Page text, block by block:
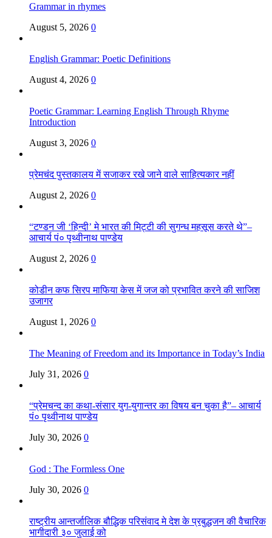
Grammar in rhymes
August 5, 2026 0
English Grammar: Poetic Definitions
August 4, 2026 0
Poetic Grammar: Learning English Through Rhyme
Introduction
August 3, 2026 0
प्रेमचंद पुस्तकालय में सजाकर रखे जाने वाले साहित्यकार नहीं
August 2, 2026 0
“टण्डन जी ‘हिन्दी’ मे भारत की मिट्टी की सुगन्ध महसूस करते थे”–
आचार्य पं० पृथ्वीनाथ पाण्डेय
August 2, 2026 0
कोडीन कफ सिरप माफिया केस में जज को प्रभावित करने की साजिश
उजागर
August 1, 2026 0
The Meaning of Freedom and its Importance in Today’s India
July 31, 2026 0
“प्रेमचन्द का कथा-संसार युग-युगान्तर का विषय बन चुका है”– आचार्य
पं० पृथ्वीनाथ पाण्डेय
July 30, 2026 0
God : The Formless One
July 30, 2026 0
राष्ट्रीय आन्तर्जालिक बौद्धिक परिसंवाद मे देश के प्रबुद्धजन की वैचारिक
भागीदारी ३० जुलाई को